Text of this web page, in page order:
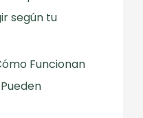
según tu
Funcionan